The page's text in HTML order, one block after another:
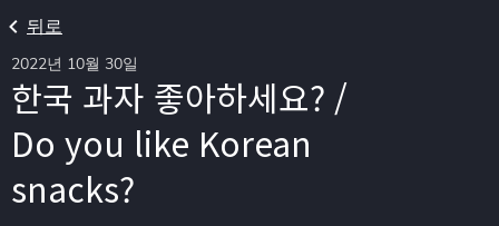
뒤로
2022년 10월 30일
한국 과자 좋아하세요? /
Do you like Korean
snacks?